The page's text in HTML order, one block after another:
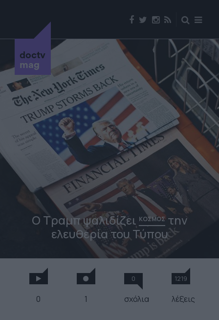
doctv
mag
O Τραμπ ψαλιδίζει ΚΟΣΜΟΣτην
ελευθερία του Τύπου
0 1
0
σχόλια
1219
λέξεις